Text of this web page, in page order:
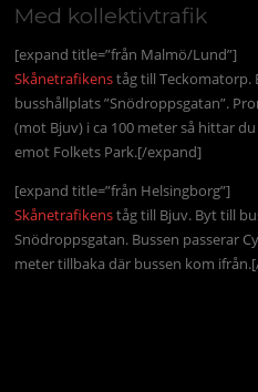
Med kollektivtrafik
[expand title=”från Malmö/Lund”]
Skånetrafikenståg till Teckomatorp.
busshållplats ”Snödroppsgatan”.
(mot Bjuv) i ca 100 meter så hittar
emot Folkets Park.[/expand]
[expand title=”från Helsingborg”]
Skånetrafikenståg till Bjuv. Byt till
Snödroppsgatan. Bussen passerar
meter tillbaka där bussen kom